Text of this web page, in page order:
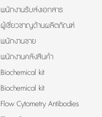
พนักงานรับส่งเอกสาร
ผู้เชี่ยวชาญด้านผลิตภัณฑ์
พนักงานขาย
พนักงานคลังสินค้า
Biochemical kit
Biochemical kit
Flow Cytometry Antibodies